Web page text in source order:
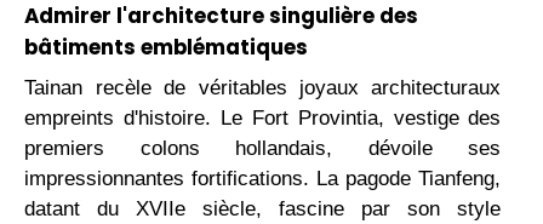
Admirer l'architecture singulière des
bâtiments emblématiques
Tainan recèle de véritables joyaux architecturaux
empreints d'histoire. Le Fort Provintia, vestige des
premiers colons hollandais, dévoile ses
impressionnantes fortifications. La pagode Tianfeng,
datant du XVIIe siècle, fascine par son style